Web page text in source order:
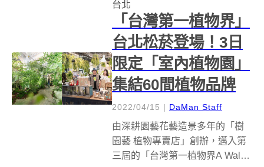
Outdoor風格物件、特選企...
台北
「台灣第一植物界」
台北松菸登場！3日
限定「室內植物園」
集結60間植物品牌
2022/04/15 | DaMan Staff
由深耕園藝花藝造景多年的「樹
園藝 植物專賣店」創辦，邁入第
三屆的「台灣第一植物界A Walk